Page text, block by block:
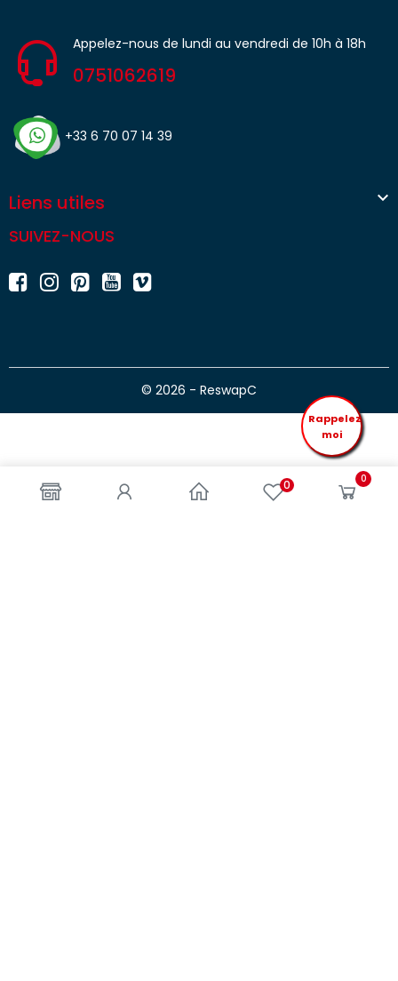
0 0
Appelez-nous de lundi au vendredi de 10h à 18h
0751062619
+33 6 70 07 14 39
Liens utiles 
SUIVEZ-NOUS
© 2026 - ReswapC
Rappelez
moi